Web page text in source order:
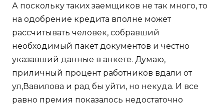
А поскольку таких заемщиков не так много, то
на одобрение кредита вполне может
рассчитывать человек, собравший
необходимый пакет документов и честно
указавший данные в анкете. Думаю,
приличный процент работников вдали от
ул,Вавилова и рад бы уйти, но некуда. И все
равно премия показалось недостаточно